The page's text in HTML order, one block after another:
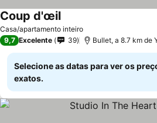
Casa/apartamento inteiro
Coup d'œil
9,7 Excelente 39 Bullet, a 8.7 km de
Selecione as datas para ver os
exatos.